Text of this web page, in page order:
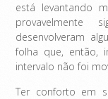
está levantando
desenvolveram
folha que, então,
intervalo não foi
Ter conforto em